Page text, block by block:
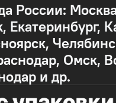
России:
Екатеринбург,
Омск,
и др.